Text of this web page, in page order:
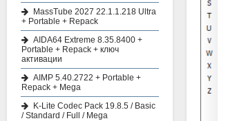
MassTube 2027 22.1.1.218 Ultra
+ Portable + Repack
AIDA64 Extreme 8.35.8400 +
Portable + Repack + ключ
активации
AIMP 5.40.2722 + Portable +
Repack + Mega
K-Lite Codec Pack 19.8.5 / Basic
/ Standard / Full / Mega